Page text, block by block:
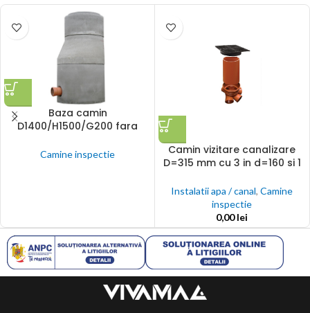
Baza camin
D1400/H1500/G200 fara
Camine inspectie
Camin vizitare canalizare
D=315 mm cu 3 in d=160 si 1
capac fonta B125
Instalatii apa / canal, Camine
inspectie
0,00lei